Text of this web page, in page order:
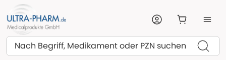
Suchen